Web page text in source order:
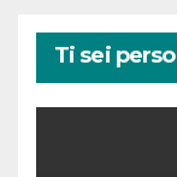
Ti sei perso